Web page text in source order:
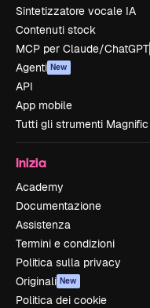
Sintetizzatore vocale IA
Contenuti stock
MCP per Claude/ChatGPT
Agenti New
API
App mobile
Tutti gli strumenti Magnific
Inizia
Academy
Documentazione
Assistenza
Termini e condizioni
Politica sulla privacy
Originali New
Politica dei cookie